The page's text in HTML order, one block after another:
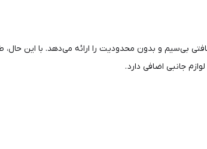
بی‌سیم و بدون محدودیت را ارائه می‌دهد. با این حال،
جانبی اضافی دارد .